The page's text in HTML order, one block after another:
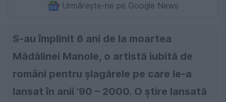
Urmărește-ne pe Google News
S-au împlinit 6 ani de la moartea
Mădălinei Manole, o artistă iubită de
români pentru șlagărele pe care le-a
lansat în anii ’90 – 2000. O știre lansată